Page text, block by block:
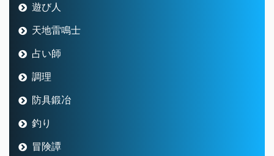
遊び人
天地雷鳴士
占い師
調理
防具鍛冶
釣り
冒険譚